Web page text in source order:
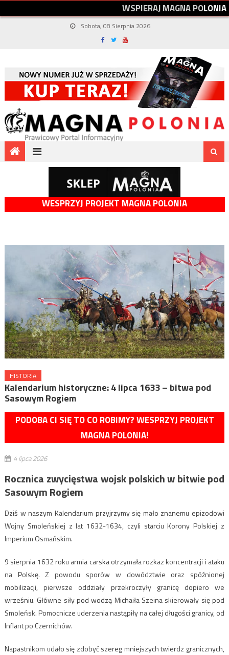
WSPIERAJMAGNAPOLONIA
Sobota, 08 Sierpnia 2026
WESPRZYJ PROJEKT MAGNA POLONIA
HISTORIA
Kalendarium historyczne: 4 lipca 1633 – bitwa pod
Sasowym Rogiem
PODOBA CI SIĘ TO CO ROBIMY? WESPRZYJ PROJEKT
MAGNA POLONIA!
4 lipca 2026
Rocznica zwycięstwa wojsk polskich w bitwie pod
Sasowym Rogiem
Dziś w naszym Kalendarium przyjrzymy się mało znanemu epizodowi
Wojny Smoleńskiej z lat 1632-1634, czyli starciu Korony Polskiej z
Imperium Osmańskim.
9 sierpnia 1632 roku armia carska otrzymała rozkaz koncentracji i ataku
na Polskę. Z powodu sporów w dowództwie oraz spóźnionej
mobilizacji, pierwsze oddziały przekroczyły granicę dopiero we
wrześniu. Główne siły pod wodzą Michaiła Szeina skierowały się pod
Smoleńsk. Pomocnicze uderzenia nastąpiły na całej długości granicy, od
Inflant po Czernichów.
Napastnikom udało się zdobyć szereg mniejszych twierdz granicznych,